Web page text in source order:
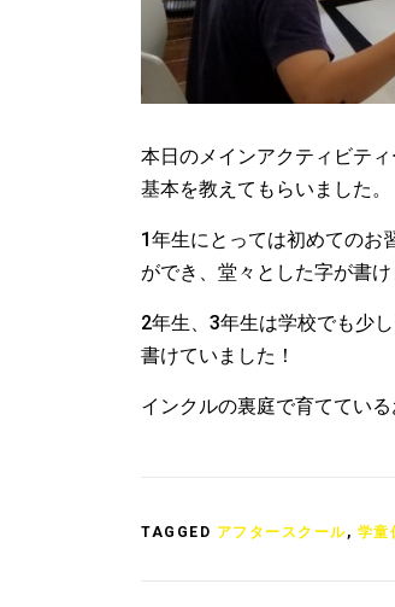
本日のメインアクティビテ
基本を教えてもらいました。
1年生にとっては初めてのお
ができ、堂々とした字が書け
2年生、3年生は学校でも少
書けていました！
インクルの裏庭で育ててい
TAGGED アフタースクール, 学童